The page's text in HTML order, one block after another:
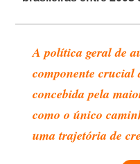
A política geral de
componente crucial
concebida pela
como o único
uma trajetória de